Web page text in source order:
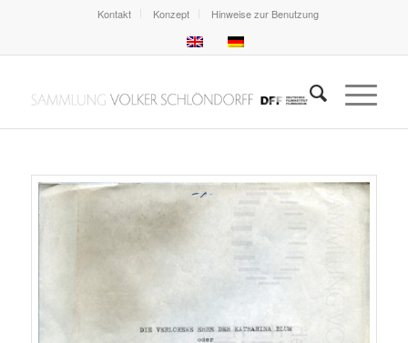
Kontakt Konzept Hinweise zur Benutzung